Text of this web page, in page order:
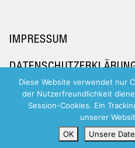
IMPRESSUM
Diese Website verwendet nur
der Nutzerfreundlichkeit
Session-Cookies. Ein
unserer
OK
Unsere